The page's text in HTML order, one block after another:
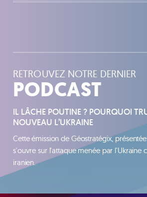
RETROUVEZ NOTRE DERNIER
PODCAST
IL LÂCHE POUTINE ? POURQUOI
NOUVEAU L’UKRAINE
Cette émission de Géostratégix,
s'ouvre sur l'attaque menée par l'Ukraine
iranien.